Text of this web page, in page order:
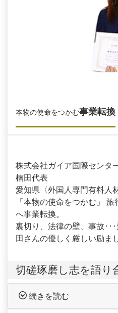
本物の使命をつかむ事業転換
株式会社ガイア国際センタ
楠田代表
愛知県〈外国人専門有料人
「本物の使命をつかむ」
へ事業転換。
裏切り、法律の壁、事故･･
田さんの優しく厳しい励ま
切磋琢磨し志を語り
続きを読む